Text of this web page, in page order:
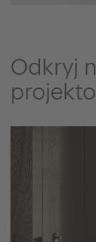
Odkryj